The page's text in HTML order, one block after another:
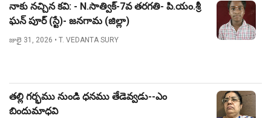
నాకు నచ్చిన కవి: - N.సాత్విక్-7వ తరగతి- పి.యం.శ్రీ
ఘన్ పూర్ (స్టే)- జనగామ (జిల్లా)
జులై 31, 2026 • T. VEDANTA SURY
తల్లి గర్భము నుండి ధనము తేడెవ్వడు--ఎం
బిందుమాధవి